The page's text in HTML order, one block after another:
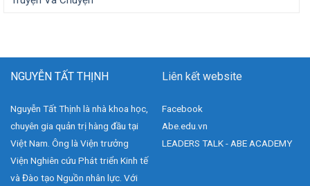
NGUYỄN TẤT THỊNH
Nguyễn Tất Thịnh là nhà khoa học,
chuyên gia quản trị hàng đầu tại
Việt Nam. Ông là Viện trưởng
Viện Nghiên cứu Phát triển Kinh tế
và Đào tạo Nguồn nhân lực. Với
Liên kết website
Facebook
Abe.edu.vn
LEADERS TALK - ABE ACADEMY